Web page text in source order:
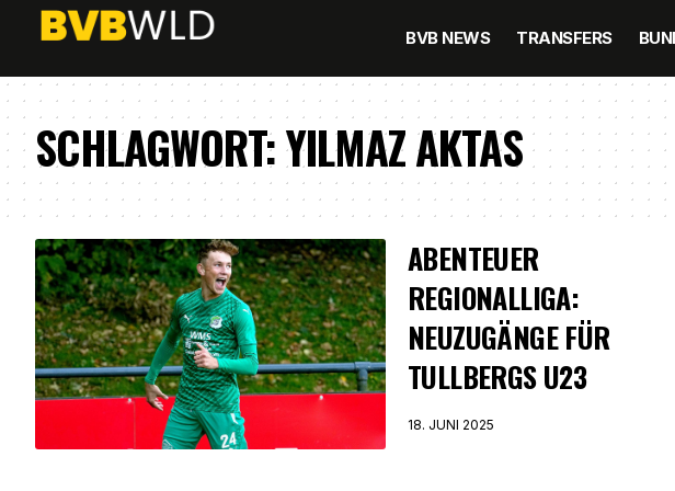
BVB NEWS TRANSFERS
SCHLAGWORT:YILMAZ AKTAS
ABENTEUER
REGIONALLIGA:
NEUZUGÄNGE FÜR
TULLBERGS U23
18. JUNI 2025